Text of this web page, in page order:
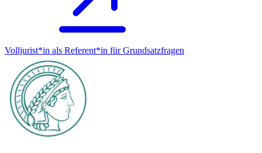
Volljurist*in als Referent*in für Grundsatz­fragen